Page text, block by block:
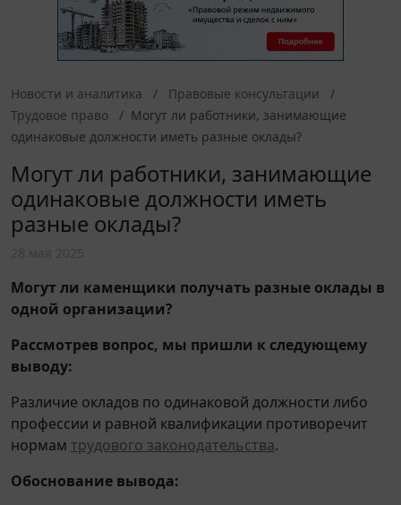
Новости и аналитика
Правовые консультации
Трудовое право
Могут ли работники, занимающие
одинаковые должности иметь разные оклады?
Могут ли работники, занимающие
одинаковые должности иметь
разные оклады?
Могут ли каменщики получать разные оклады в
одной организации?
Рассмотрев вопрос, мы пришли к следующему
выводу:
Различие окладов по одинаковой должности либо
профессии и равной квалификации противоречит
нормам трудового законодательства.
Обоснование вывода: